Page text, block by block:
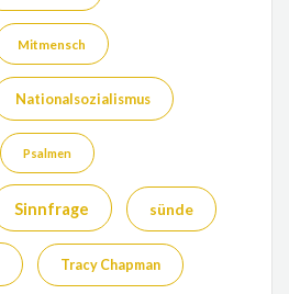
Mitmensch
Nationalsozialismus
Psalmen
Sinnfrage sünde
Tracy Chapman